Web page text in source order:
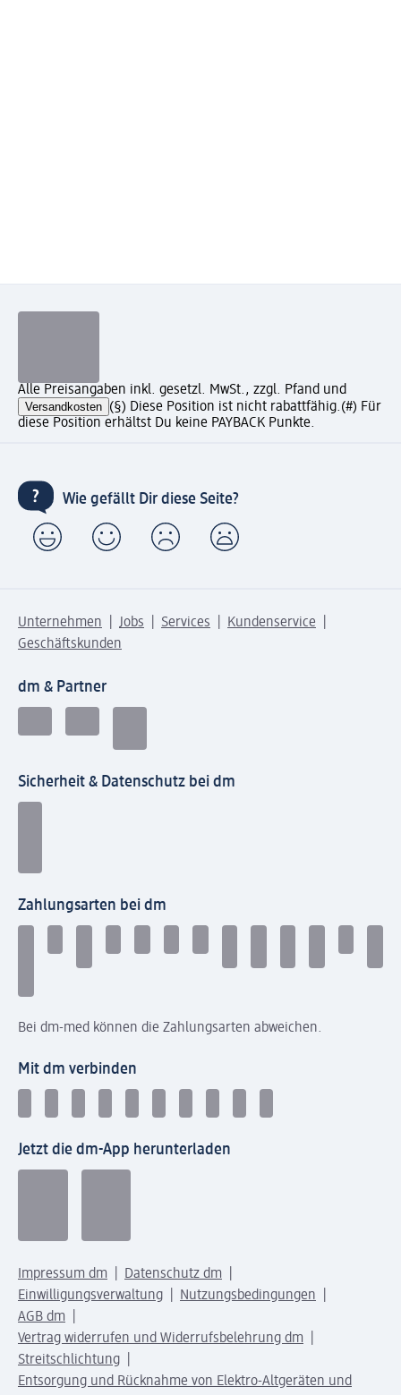
Alle Preisangaben inkl. gesetzl. MwSt., zzgl. Pfand und
Versandkosten (§) Diese Position ist nicht rabattfähig.(#) Für
diese Position erhältst Du keine PAYBACK Punkte.
Wie gefällt Dir diese Seite?
Unternehmen Jobs Services
Kundenservice
Geschäftskunden
dm & Partner
Sicherheit & Datenschutz bei dm
Zahlungsarten bei dm
Bei dm-med können die Zahlungsarten abweichen.
Mit dm verbinden
Jetzt die dm-App herunterladen
Impressum dm
Datenschutz dm
Einwilligungsverwaltung
Nutzungsbedingungen
AGB dm
Vertrag widerrufen und Widerrufsbelehrung dm
Streitschlichtung
Entsorgung und Rücknahme von Elektro-Altgeräten und